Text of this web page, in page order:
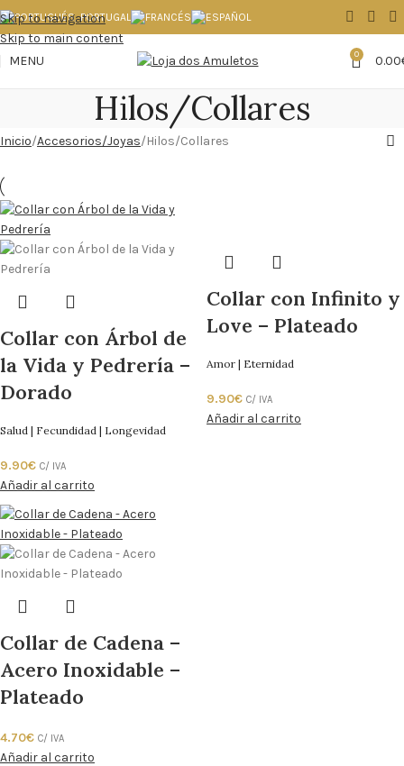
Skip to navigation
Skip to main content
MENU
0 0.00
Hilos/Collares
Inicio Accesorios/Joyas Hilos/Collares
Collar con Árbol de
la Vida y Pedrería –
Dorado
Salud | Fecundidad | Longevidad
9.90€ C/ IVA
Añadir al carrito
Collar con Infinito y
Love – Plateado
Amor | Eternidad
9.90€ C/ IVA
Añadir al carrito
Collar de Cadena –
Acero Inoxidable –
Plateado
4.70€ C/ IVA
Añadir al carrito